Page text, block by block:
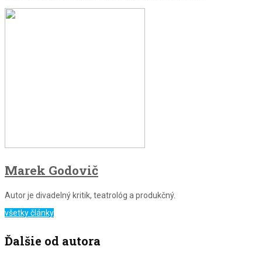
Marek Godovič
Autor je divadelný kritik, teatrológ a produkčný.
všetky články
Ďalšie od autora